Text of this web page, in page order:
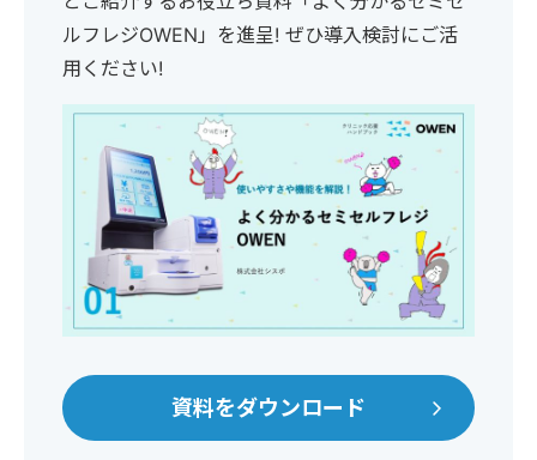
ルフレジOWEN」を進呈! ぜひ導入検討にご活
用ください!
資料をダウンロード